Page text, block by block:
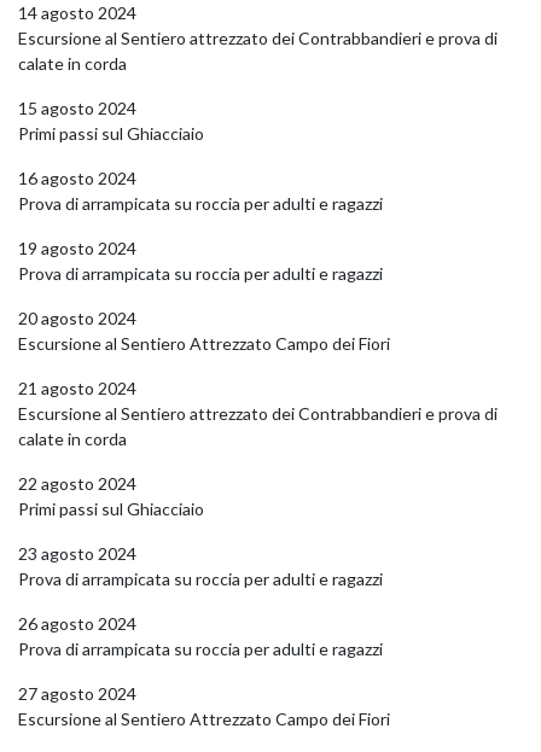
14 agosto 2024
Escursione al Sentiero attrezzato dei Contrabbandieri e prova di
calate in corda
15 agosto 2024
Primi passi sul Ghiacciaio
16 agosto 2024
Prova di arrampicata su roccia per adulti e ragazzi
19 agosto 2024
Prova di arrampicata su roccia per adulti e ragazzi
20 agosto 2024
Escursione al Sentiero Attrezzato Campo dei Fiori
21 agosto 2024
Escursione al Sentiero attrezzato dei Contrabbandieri e prova di
calate in corda
22 agosto 2024
Primi passi sul Ghiacciaio
23 agosto 2024
Prova di arrampicata su roccia per adulti e ragazzi
26 agosto 2024
Prova di arrampicata su roccia per adulti e ragazzi
27 agosto 2024
Escursione al Sentiero Attrezzato Campo dei Fiori